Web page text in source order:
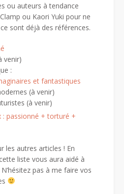
ou auteurs à tendance
ou Kaori Yuki pour ne
sont déjà des références.
venir)
:
et fantastiques
(à venir)
(à venir)
: passionné + torturé +
les autres articles ! En
liste vous aura aidé à
pas à me faire vos